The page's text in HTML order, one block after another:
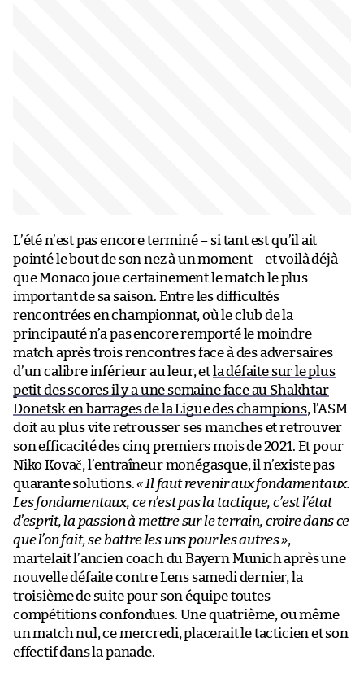
L’été n’est pas encore terminé – si tant est qu’il ait
pointé le bout de son nez à un moment – et voilà déjà
que Monaco joue certainement le match le plus
important de sa saison. Entre les difficultés
rencontrées en championnat, où le club de la
principauté n’a pas encore remporté le moindre
match après trois rencontres face à des adversaires
d’un calibre inférieur au leur, et la défaite sur le plus
petit des scores il y a une semaine face au Shakhtar
Donetsk en barrages de la Ligue des champions, l’ASM
doit au plus vite retrousser ses manches et retrouver
son efficacité des cinq premiers mois de 2021. Et pour
Niko Kovač, l’entraîneur monégasque, il n’existe pas
quarante solutions.« Il faut revenir aux fondamentaux.
Les fondamentaux, ce n’est pas la tactique, c’est l’état
d’esprit, la passion à mettre sur le terrain, croire dans ce
que l’on fait, se battre les uns pour les autres »,
martelait l’ancien coach du Bayern Munich après une
nouvelle défaite contre Lens samedi dernier, la
troisième de suite pour son équipe toutes
compétitions confondues. Une quatrième, ou même
un match nul, ce mercredi, placerait le tacticien et son
effectif dans la panade.